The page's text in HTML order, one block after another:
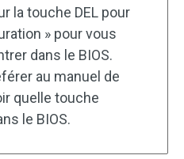
la touche DEL pour
» pour vous
dans le BIOS.
au manuel de
quelle touche
le BIOS.